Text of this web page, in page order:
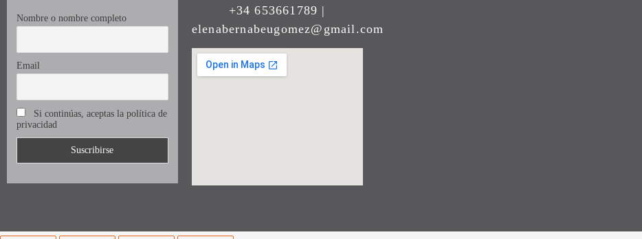
Nombre o nombre completo
Email
Si continúas, aceptas la política de
privacidad
+34 653661789 |
elenabernabeugomez@gmail.com